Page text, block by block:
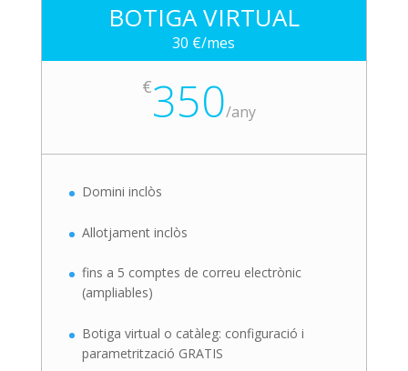
BOTIGA VIRTUAL
30 €/mes
€350/any
Domini inclòs
Allotjament inclòs
fins a 5 comptes de correu electrònic
(ampliables)
Botiga virtual o catàleg: configuració i
parametrització GRATIS